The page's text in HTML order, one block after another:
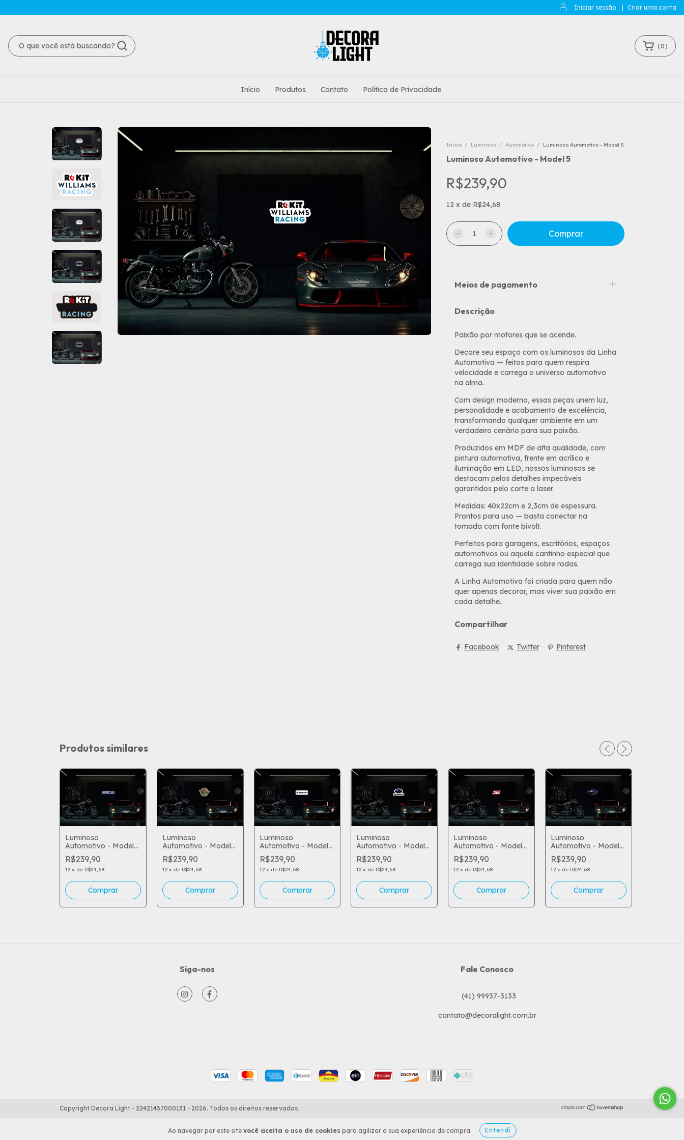
Iniciar sessão Criar uma conta
(0)
Início Produtos Contato Política de Privacidade
Ao navegar por este site você aceita o uso de cookies para agilizar a sua experiência de compra. Entendi
Início / Luminoso / Automotivo / Luminoso Automotivo - Model 5
Luminoso Automotivo - Model 5
R$239,90
12 x de R$24,68
Meios de pagamento
Descrição
Paixão por motores que se acende.
Decore seu espaço com os luminosos da Linha
Automotiva — feitos para quem respira
velocidade e carrega o universo automotivo
na alma.
Com design moderno, essas peças unem luz,
personalidade e acabamento de excelência,
transformando qualquer ambiente em um
verdadeiro cenário para sua paixão.
Produzidos em MDF de alta qualidade, com
pintura automotiva, frente em acrílico e
iluminação em LED, nossos luminosos se
destacam pelos detalhes impecáveis
garantidos pelo corte a laser.
Medidas: 40x22cm e 2,3cm de espessura.
Prontos para uso — basta conectar na
tomada com fonte bivolt.
Perfeitos para garagens, escritórios, espaços
automotivos ou aquele cantinho especial que
carrega sua identidade sobre rodas.
A Linha Automotiva foi criada para quem não
quer apenas decorar, mas viver sua paixão em
cada detalhe.
Compartilhar
Facebook Twitter Pinterest
Produtos similares
Luminoso
Automotivo - Model
98
R$239,90
12 x de R$24,68
Luminoso
Automotivo - Model
105
R$239,90
12 x de R$24,68
Luminoso
Automotivo - Model
94
R$239,90
12 x de R$24,68
Comprar
Luminoso
Automotivo - Model
96
R$239,90
12 x de R$24,68
Comprar
Luminoso
Automotivo - Model
99
R$239,90
12 x de R$24,68
Comprar
Luminoso
Automotivo - Model
95
R$239,90
12 x de R$24,68
Siga-nos Fale Conosco
contato@decoralight.com.br
Copyright Decora Light - 22421437000131 - 2026. Todos os direitos reservados.